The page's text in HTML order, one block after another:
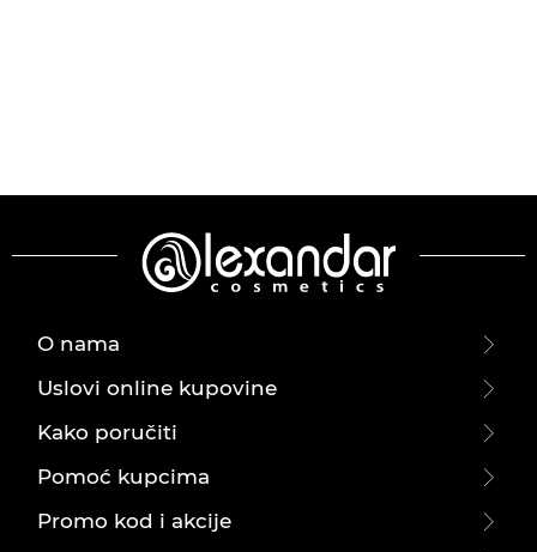
O nama
Uslovi online kupovine
Kako poručiti
Pomoć kupcima
Promo kod i akcije